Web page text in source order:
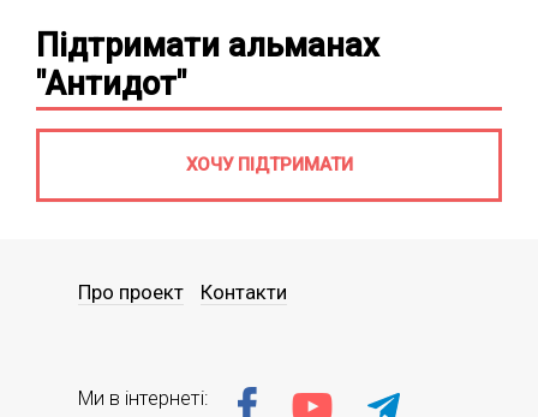
Підтримати альманах
"Антидот"
ХОЧУ ПІДТРИМАТИ
Про проект Контакти
Ми в інтернеті: